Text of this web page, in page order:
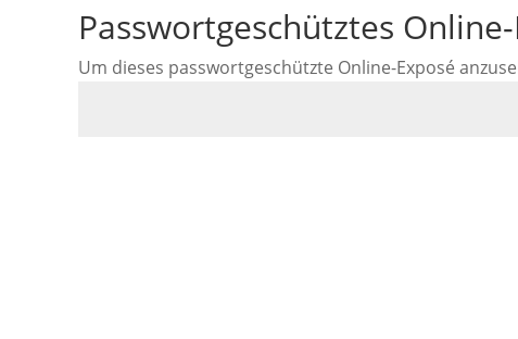
Passwortgeschütztes
Um dieses passwortgeschützte Online-Exposé